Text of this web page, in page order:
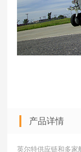
产品详情
英尔特供应链和多家